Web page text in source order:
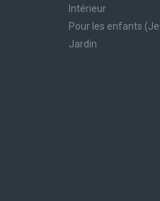
Intérieur
Pour les enfants
Jardin